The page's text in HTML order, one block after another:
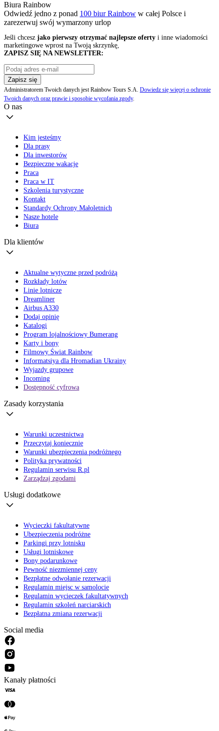
Biura Rainbow
Odwiedź jedno z ponad 100 biur Rainbow w całej Polsce i
zarezerwuj swój wymarzony urlop
Jeśli chcesz jako pierwszy otrzymać najlepsze oferty i inne wiadomości
marketingowe wprost na Twoją skrzynkę,
ZAPISZ SIĘ NA NEWSLETTER:
Zapisz się
Administratorem Twoich danych jest Rainbow Tours S.A. Dowiedz się więcej o ochronie
Twoich danych oraz prawie i sposobie wycofania zgody.
O nas
Kim jesteśmy
Dla prasy
Dla inwestorów
Bezpieczne wakacje
Praca
Praca w IT
Szkolenia turystyczne
Kontakt
Standardy Ochrony Małoletnich
Nasze hotele
Biura
Dla klientów
Aktualne wytyczne przed podróżą
Rozkłady lotów
Linie lotnicze
Dreamliner
Airbus A330
Dodaj opinię
Katalogi
Program lojalnościowy Bumerang
Karty i bony
Filmowy Świat Rainbow
Informatsiya dla Hromadian Ukrainy
Wyjazdy grupowe
Incoming
Dostępność cyfrowa
Zasady korzystania
Warunki uczestnictwa
Przeczytaj koniecznie
Warunki ubezpieczenia podróżnego
Polityka prywatności
Regulamin serwisu R.pl
Zarządzaj zgodami
Usługi dodatkowe
Wycieczki fakultatywne
Ubezpieczenia podróżne
Parkingi przy lotnisku
Usługi lotniskowe
Bony podarunkowe
Pewność niezmiennej ceny
Bezpłatne odwołanie rezerwacji
Regulamin miejsc w samolocie
Regulamin wycieczek fakultatywnych
Regulamin szkoleń narciarskich
Bezpłatna zmiana rezerwacji
Social media
Kanały płatności